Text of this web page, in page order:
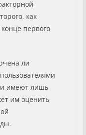
как
первого
ли
имеют лишь
им оценить